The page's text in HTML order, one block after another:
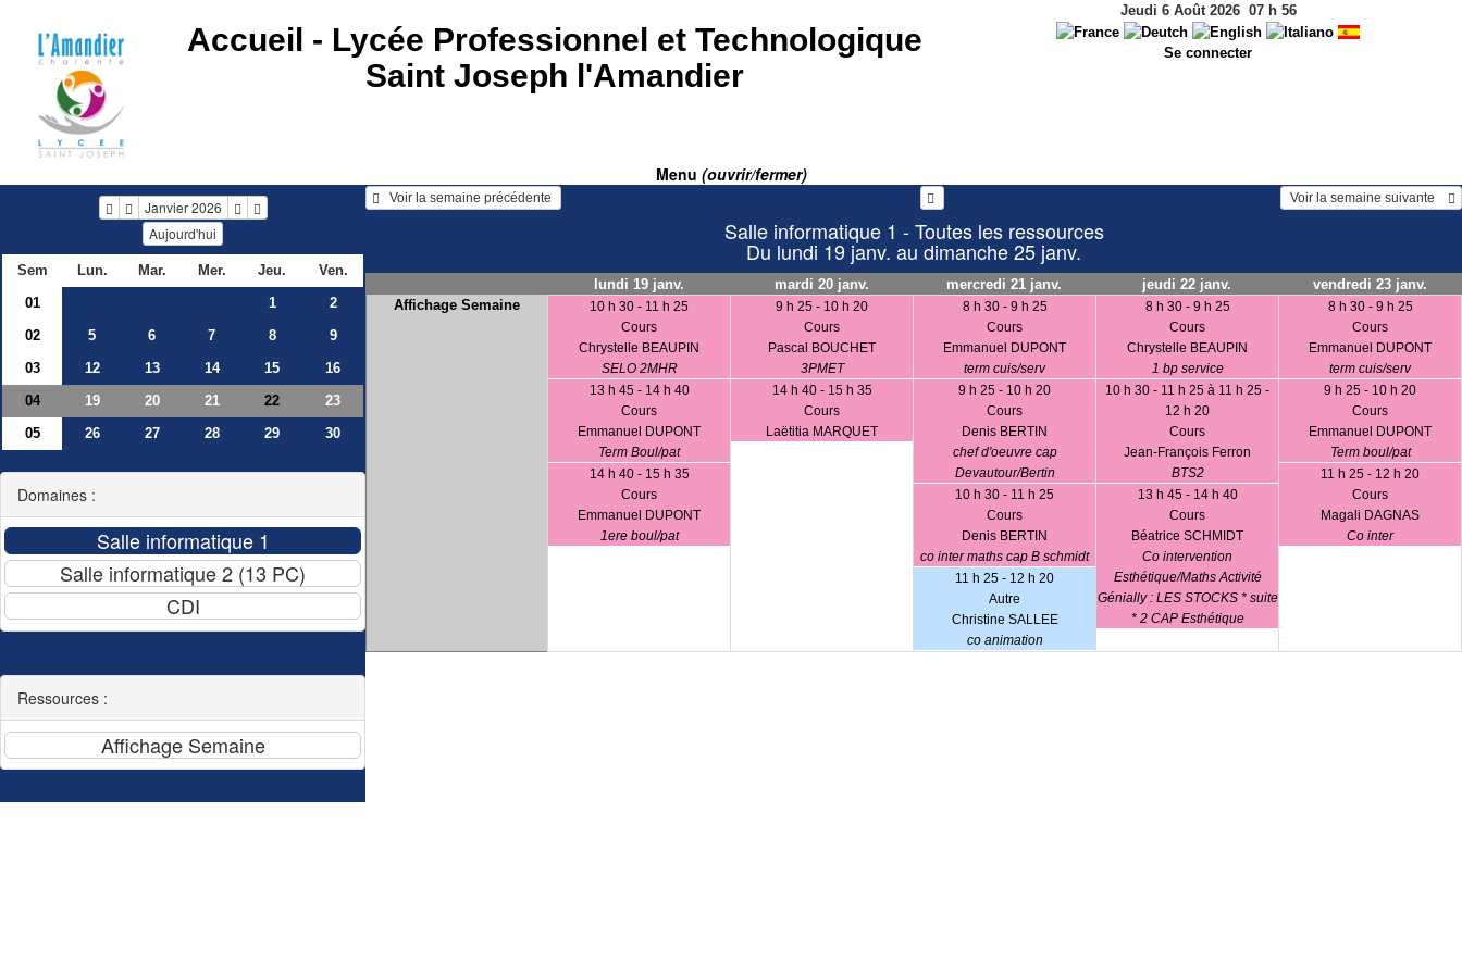
Accueil - Lycée Professionnel et Technologique
Saint Joseph l'Amandier
Jeudi 6 Août 2026 07h 56
Se connecter
Menu (ouvrir/fermer)
Janvier 2026
Aujourd'hui
Sem Lun. Mar. Mer. Jeu.
Ven.
01
1
2
02
5 6 7 8
9
03
12 13 14 15
16
04
19 20 21 22
23
05
26 27 28 29 30
Domaines :
Ressources :
Voir la semaine suivante
Salle informatique 1 - Toutes les ressources
Du lundi 19 janv. au dimanche 25 janv.
lundi 19 janv. mardi 20 janv. mercredi 21 janv. jeudi 22 janv.
vendredi 23 janv.
Affichage Semaine
10 h 30 - 11 h 25
Cours
Chrystelle BEAUPIN
SELO 2MHR
13 h 45 - 14 h 40
Cours
Emmanuel DUPONT
Term Boul/pat
14 h 40 - 15 h 35
Cours
Emmanuel DUPONT
1ere boul/pat
9 h 25 - 10 h 20
Cours
Pascal BOUCHET
3PMET
14 h 40 - 15 h 35
Cours
Laëtitia MARQUET
8 h 30 - 9 h 25
Cours
Emmanuel DUPONT
term cuis/serv
9 h 25 - 10 h 20
Cours
Denis BERTIN
chef d'oeuvre cap
Devautour/Bertin
10 h 30 - 11 h 25
Cours
Denis BERTIN
co inter maths cap B schmidt
11 h 25 - 12 h 20
Autre
Christine SALLEE
co animation
8 h 30 - 9 h 25
Cours
Chrystelle BEAUPIN
1 bp service
10 h 30 - 11 h 25 à 11 h 25 -
12 h 20
Cours
Jean-François Ferron
BTS2
13 h 45 - 14 h 40
Cours
Béatrice SCHMIDT
Co intervention
Esthétique/Maths Activité
Génially : LES STOCKS * suite
* 2 CAP Esthétique
8 h 30 - 9 h 25
Cours
Emmanuel DUPONT
term cuis/serv
9 h 25 - 10 h 20
Cours
Emmanuel DUPONT
Term boul/pat
11 h 25 - 12 h 20
Cours
Magali DAGNAS
Co inter